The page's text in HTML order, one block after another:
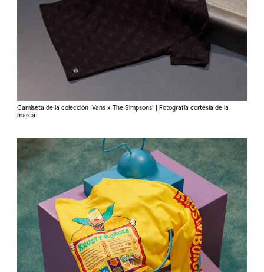
Camiseta de la colección ‘Vans x The Simpsons’ | Fotografía cortesía de la
marca